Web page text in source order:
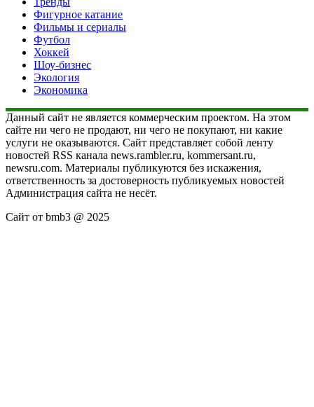
Фигурное катание
Фильмы и сериалы
Футбол
Хоккей
Шоу-бизнес
Экология
Экономика
Данный сайт не является коммерческим проектом. На этом
сайте ни чего не продают, ни чего не покупают, ни какие
услуги не оказываются. Сайт представляет собой ленту
новостей RSS канала news.rambler.ru, kommersant.ru,
newsru.com. Материалы публикуются без искажения,
ответственность за достоверность публикуемых новостей
Администрация сайта не несёт.
Сайт от bmb3 @ 2025